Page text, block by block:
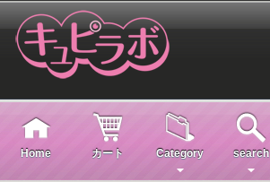
Home カート Category search